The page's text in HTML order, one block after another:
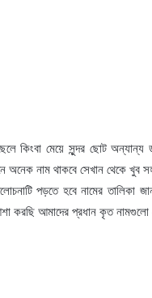
কিংবা মেয়ে সুন্দর ছোট অন্যান্য
নাম থাকবে সেখান থেকে খুব
পড়তে হবে নামের তালিকা
করছি আমাদের প্রধান কৃত নামগুলো